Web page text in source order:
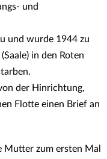
und
und wurde 1944 zu
in den Roten
der Hinrichtung,
Flotte einen Brief an
Mutter zum ersten Mal